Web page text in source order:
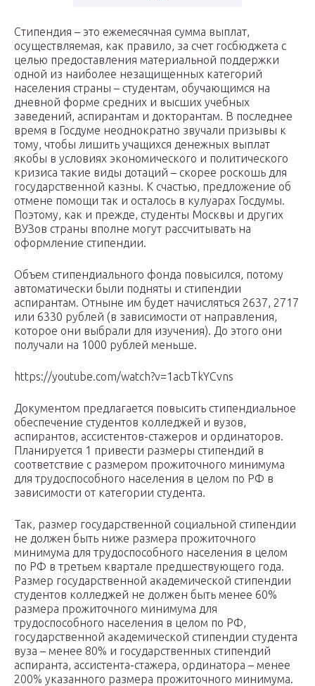
Стипендия – это ежемесячная сумма выплат,
осуществляемая, как правило, за счет госбюджета с
целью предоставления материальной поддержки
одной из наиболее незащищенных категорий
населения страны – студентам, обучающимся на
дневной форме средних и высших учебных
заведений, аспирантам и докторантам. В последнее
время в Госдуме неоднократно звучали призывы к
тому, чтобы лишить учащихся денежных выплат
якобы в условиях экономического и политического
кризиса такие виды дотаций – скорее роскошь для
государственной казны. К счастью, предложение об
отмене помощи так и осталось в кулуарах Госдумы.
Поэтому, как и прежде, студенты Москвы и других
ВУЗов страны вполне могут рассчитывать на
оформление стипендии.
Объем стипендиального фонда повысился, потому
автоматически были подняты и стипендии
аспирантам. Отныне им будет начисляться 2637, 2717
или 6330 рублей (в зависимости от направления,
которое они выбрали для изучения). До этого они
получали на 1000 рублей меньше.
https://youtube.com/watch?v=1acbTkYCvns
Документом предлагается повысить стипендиальное
обеспечение студентов колледжей и вузов,
аспирантов, ассистентов-стажеров и ординаторов.
Планируется 1 привести размеры стипендий в
соответствие с размером прожиточного минимума
для трудоспособного населения в целом по РФ в
зависимости от категории студента.
Так, размер государственной социальной стипендии
не должен быть ниже размера прожиточного
минимума для трудоспособного населения в целом
по РФ в третьем квартале предшествующего года.
Размер государственной академической стипендии
студентов колледжей не должен быть менее 60%
размера прожиточного минимума для
трудоспособного населения в целом по РФ,
государственной академической стипендии студента
вуза – менее 80% и государственных стипендий
аспиранта, ассистента-стажера, ординатора – менее
200% указанного размера прожиточного минимума.